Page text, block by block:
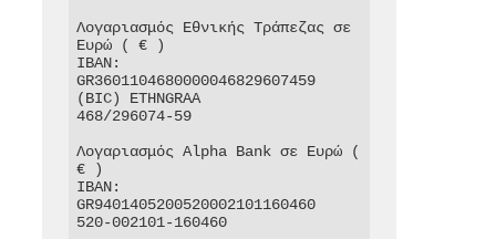
Λογαριασμός Εθνικής Τράπεζας σε
Ευρώ ( € )
IBAN:
GR3601104680000046829607459
(BIC) ETHNGRAA
468/296074-59
Λογαριασμός Alpha Bank σε Ευρώ (
€ )
IBAN:
GR9401405200520002101160460
520-002101-160460